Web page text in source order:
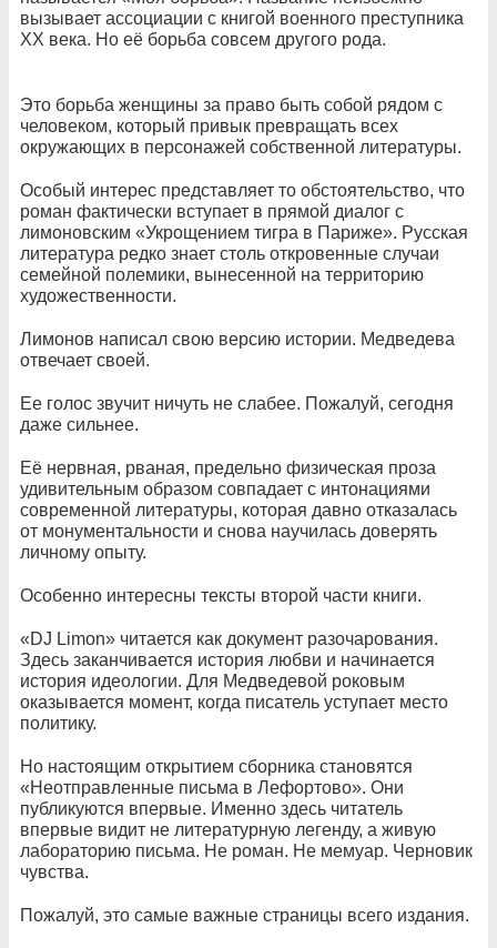
вызывает ассоциации с книгой военного преступника
XX века. Но её борьба совсем другого рода.
Это борьба женщины за право быть собой рядом с
человеком, который привык превращать всех
окружающих в персонажей собственной литературы.
Особый интерес представляет то обстоятельство, что
роман фактически вступает в прямой диалог с
лимоновским «Укрощением тигра в Париже». Русская
литература редко знает столь откровенные случаи
семейной полемики, вынесенной на территорию
художественности.
Лимонов написал свою версию истории. Медведева
отвечает своей.
Ее голос звучит ничуть не слабее. Пожалуй, сегодня
даже сильнее.
Её нервная, рваная, предельно физическая проза
удивительным образом совпадает с интонациями
современной литературы, которая давно отказалась
от монументальности и снова научилась доверять
личному опыту.
Особенно интересны тексты второй части книги.
«DJ Limon» читается как документ разочарования.
Здесь заканчивается история любви и начинается
история идеологии. Для Медведевой роковым
оказывается момент, когда писатель уступает место
политику.
Но настоящим открытием сборника становятся
«Неотправленные письма в Лефортово». Они
публикуются впервые. Именно здесь читатель
впервые видит не литературную легенду, а живую
лабораторию письма. Не роман. Не мемуар. Черновик
чувства.
Пожалуй, это самые важные страницы всего издания.